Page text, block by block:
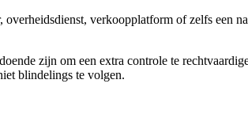
verkoopplatform of zelfs een
zijn om een extra controle te
blindelings te volgen.